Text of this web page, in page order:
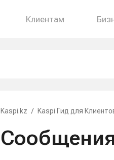
Клиентам
Kaspi.kz / Kaspi Гид для